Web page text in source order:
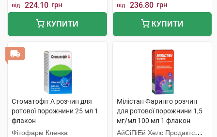
від 224.10 грн
КУПИТИ
від 236.80 грн
КУПИТИ
Стоматофіт А розчин для
ротової порожнини 25 мл 1
флакон
Фітофарм Кленка
Мілістан Фаринго розчин
для ротової порожнини 1,5
мг/мл 100 мл 1 флакон
АйСіПіЕй Хелс Продактc